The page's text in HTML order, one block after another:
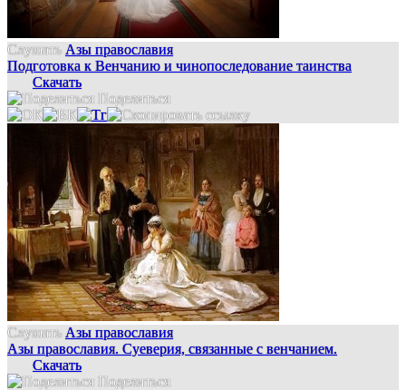
Слушать Азы православия
Подготовка к Венчанию и чинопоследование таинства
Скачать
Поделиться
Слушать Азы православия
Азы православия. Суеверия, связанные с венчанием.
Скачать
Поделиться